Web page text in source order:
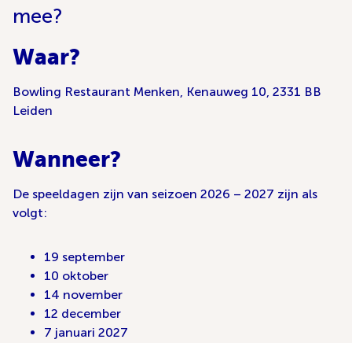
mee?
Waar?
Bowling Restaurant Menken, Kenauweg 10, 2331 BB
Leiden
Wanneer?
De speeldagen zijn van seizoen 2026 – 2027 zijn als
volgt:
19 september
10 oktober
14 november
12 december
7 januari 2027